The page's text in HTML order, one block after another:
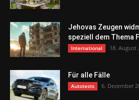
Jehovas Zeugen
speziell dem Thema
International 18. August
Für alle Fälle
Autotests 6. Dezember